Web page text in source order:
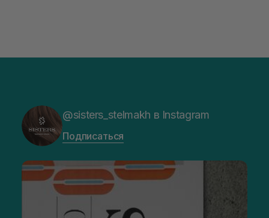
@sisters_stelmakh в Instagram
Подписаться